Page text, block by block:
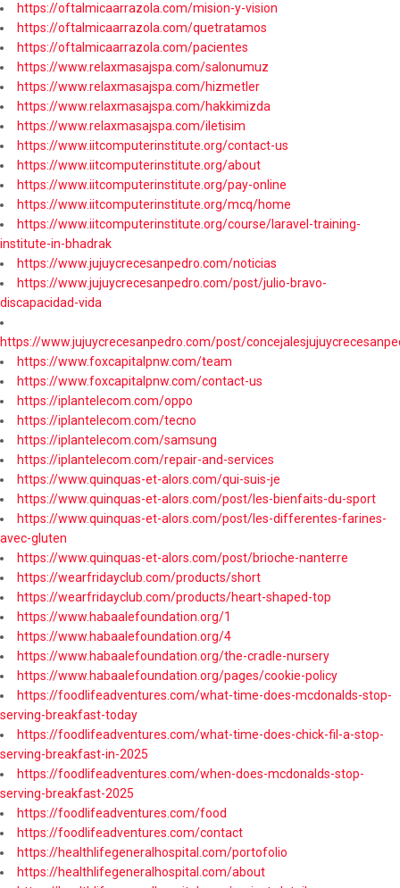
https://oftalmicaarrazola.com/mision-y-vision
https://oftalmicaarrazola.com/quetratamos
https://oftalmicaarrazola.com/pacientes
https://www.relaxmasajspa.com/salonumuz
https://www.relaxmasajspa.com/hizmetler
https://www.relaxmasajspa.com/hakkimizda
https://www.relaxmasajspa.com/iletisim
https://www.iitcomputerinstitute.org/contact-us
https://www.iitcomputerinstitute.org/about
https://www.iitcomputerinstitute.org/pay-online
https://www.iitcomputerinstitute.org/mcq/home
https://www.iitcomputerinstitute.org/course/laravel-training-
institute-in-bhadrak
https://www.jujuycrecesanpedro.com/noticias
https://www.jujuycrecesanpedro.com/post/julio-bravo-
discapacidad-vida
https://www.jujuycrecesanpedro.com/post/
https://www.foxcapitalpnw.com/team
https://www.foxcapitalpnw.com/contact-us
https://iplantelecom.com/oppo
https://iplantelecom.com/tecno
https://iplantelecom.com/samsung
https://iplantelecom.com/repair-and-services
https://www.quinquas-et-alors.com/qui-suis-je
https://www.quinquas-et-alors.com/post/les-bienfaits-du-sport
https://www.quinquas-et-alors.com/post/les-differentes-farines-
avec-gluten
https://www.quinquas-et-alors.com/post/brioche-nanterre
https://wearfridayclub.com/products/short
https://wearfridayclub.com/products/heart-shaped-top
https://www.habaalefoundation.org/1
https://www.habaalefoundation.org/4
https://www.habaalefoundation.org/the-cradle-nursery
https://www.habaalefoundation.org/pages/cookie-policy
https://foodlifeadventures.com/what-time-does-mcdonalds-stop-
serving-breakfast-today
https://foodlifeadventures.com/what-time-does-chick-fil-a-stop-
serving-breakfast-in-2025
https://foodlifeadventures.com/when-does-mcdonalds-stop-
serving-breakfast-2025
https://foodlifeadventures.com/food
https://foodlifeadventures.com/contact
https://healthlifegeneralhospital.com/portofolio
https://healthlifegeneralhospital.com/about